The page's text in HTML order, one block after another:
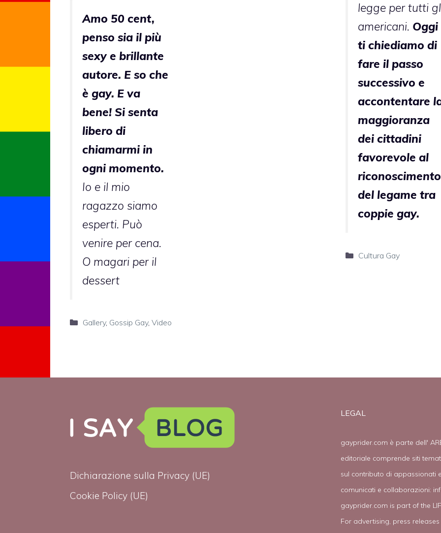
legge per tutti
americani. Oggi
ti chiediamo di
fare il passo
successivo e
accontentare
maggioranza
dei cittadini
favorevole al
riconoscimento
del legame tra
coppie gay.
Categorie
Cultura Gay
Amo 50 cent,
penso sia il più
sexy e brillante
autore. E so che
è gay. E va
bene! Si senta
libero di
chiamarmi in
ogni momento.
Io e il mio
ragazzo siamo
esperti. Può
venire per cena.
O magari per il
dessert
Categorie
Gallery, Gossip Gay, Video
Dichiarazione sulla Privacy (UE)
Cookie Policy (UE)
LEGAL
gayprider.com è parte dell'
editoriale comprende siti
sul contributo di appassionati
comunicati e collaborazioni:
gayprider.com is part of the
For advertising, press